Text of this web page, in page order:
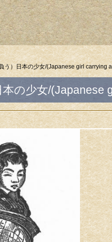
う）日本の少女/(Japanese girl carrying
の少女/(Japanese